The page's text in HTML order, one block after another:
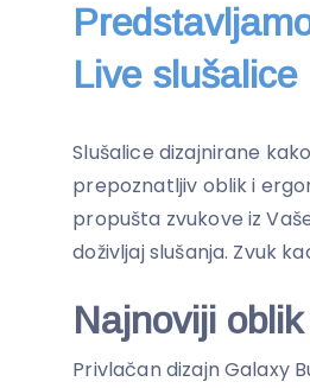
Live slušalice
Slušalice dizajnirane
prepoznatljiv oblik i
propušta zvukove iz
doživljaj slušanja. Zvuk
Najnoviji
Privlačan dizajn Galaxy